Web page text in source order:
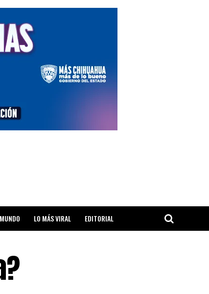
MUNDO LO MÁS VIRAL EDITORIAL